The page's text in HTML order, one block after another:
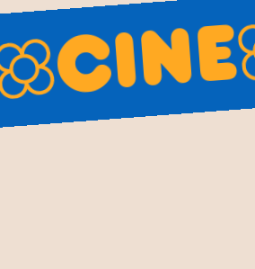
a tu película favorita o
caganers de cine son la
que combine tu amor por